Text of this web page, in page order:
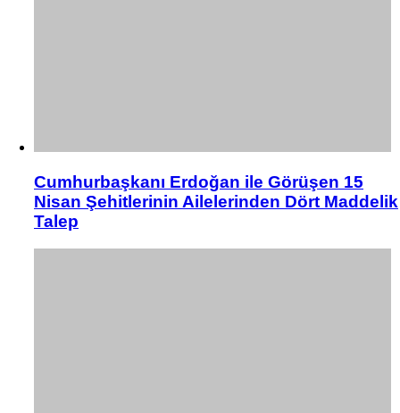
Cumhurbaşkanı Erdoğan ile Görüşen 15
Nisan Şehitlerinin Ailelerinden Dört Maddelik
Talep